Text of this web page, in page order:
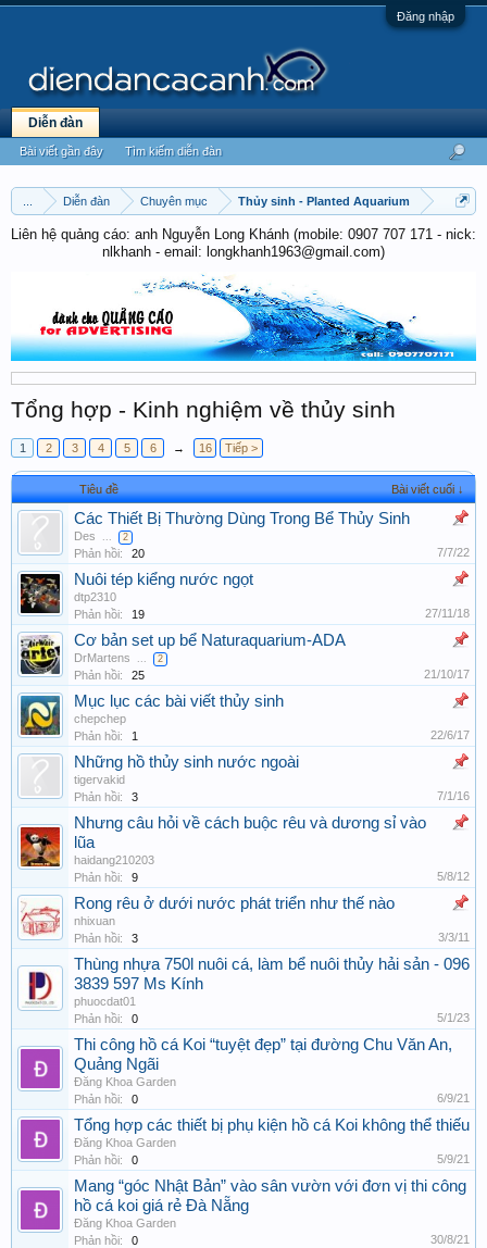
Đăng nhập
Diễn đàn Chuyên mục Thủy sinh - Planted Aquarium
Liên hệ quảng cáo: anh Nguyễn Long Khánh (mobile: 0907 707 171 - nick:
nlkhanh - email: longkhanh1963@gmail.com)
Tổng hợp - Kinh nghiệm về thủy sinh
1 2 3 4 5 6 → 16 Tiếp >
Tiêu đề Bài viết cuối ↓
Các Thiết Bị Thường Dùng Trong Bể Thủy Sinh
Des 2
Phản hồi: 20 7/7/22
Nuôi tép kiểng nước ngọt
dtp2310
Phản hồi:
19 27/11/18
Cơ bản set up bể Naturaquarium-ADA
DrMartens 2
Phản hồi: 25 21/10/17
Mục lục các bài viết thủy sinh
chepchep
Phản hồi:
1 22/6/17
Những hồ thủy sinh nước ngoài
tigervakid
Phản hồi:
3 7/1/16
Nhưng câu hỏi về cách buộc rêu và dương sỉ vào
lũa
haidang210203
Phản hồi:
9 5/8/12
Rong rêu ở dưới nước phát triển như thế nào
nhixuan
Phản hồi:
3 3/3/11
Thùng nhựa 750l nuôi cá, làm bể nuôi thủy hải sản - 096
3839 597 Ms Kính
phuocdat01
Phản hồi:
0 5/1/23
Thi công hồ cá Koi “tuyệt đẹp” tại đường Chu Văn An,
Quảng Ngãi
Đăng Khoa Garden
Phản hồi:
0 6/9/21
Tổng hợp các thiết bị phụ kiện hồ cá Koi không thể thiếu
Đăng Khoa Garden
Phản hồi:
0 5/9/21
Mang “góc Nhật Bản” vào sân vườn với đơn vị thi công
hồ cá koi giá rẻ Đà Nẵng
Đăng Khoa Garden
Phản hồi:
0 30/8/21
Diễn đàn
Bài viết gần đây Tìm kiếm diễn đàn